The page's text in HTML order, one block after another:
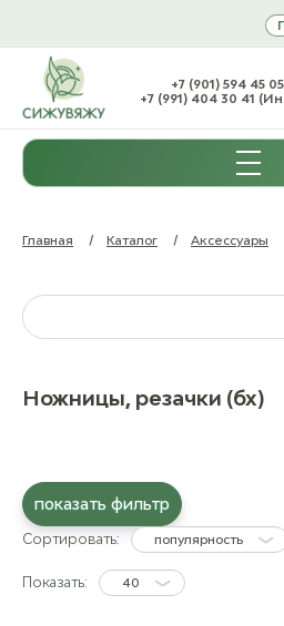
+7 (901) 594 45
+7 (991) 404 30 41
Главная / Каталог / Аксессуары
Ножницы, резачки (бх)
показать фильтр
Сортировать: популярность
Показать: 40